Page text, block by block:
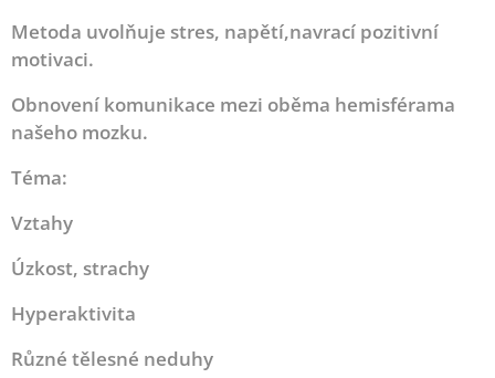
Metoda uvolňuje stres, napětí,navrací pozitivní
motivaci.
Obnovení komunikace mezi oběma hemisférama
našeho mozku.
Téma:
Vztahy
Úzkost, strachy
Hyperaktivita
Různé tělesné neduhy